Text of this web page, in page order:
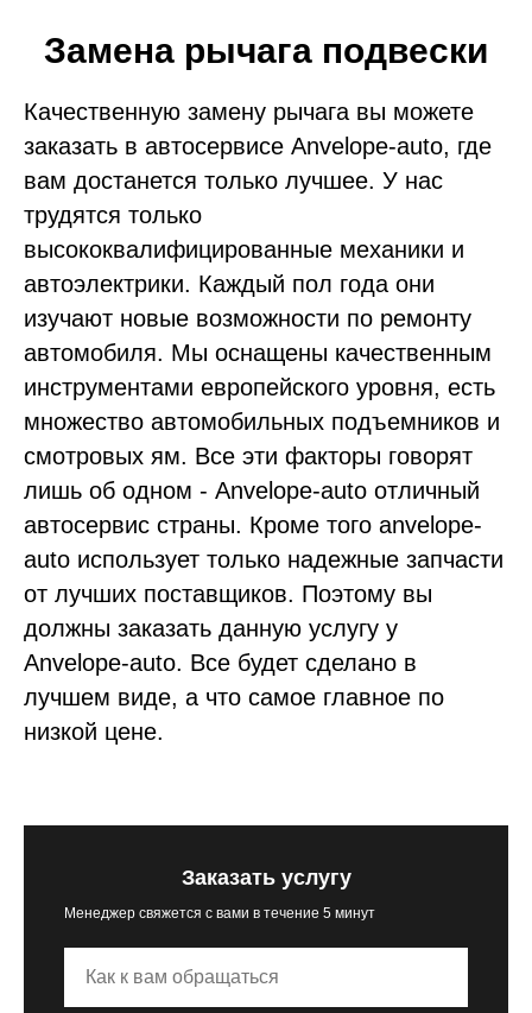
Замена рычага подвески
Качественную замену рычага вы можете
заказать в автосервисе Anvelope-auto, где
вам достанется только лучшее. У нас
трудятся только
высококвалифицированные механики и
автоэлектрики. Каждый пол года они
изучают новые возможности по ремонту
автомобиля. Мы оснащены качественным
инструментами европейского уровня, есть
множество автомобильных подъемников и
смотровых ям. Все эти факторы говорят
лишь об одном - Anvelope-auto отличный
автосервис страны. Кроме того anvelope-
auto использует только надежные запчасти
от лучших поставщиков. Поэтому вы
должны заказать данную услугу у
Anvelope-auto. Все будет сделано в
лучшем виде, а что самое главное по
низкой цене.
Заказать услугу
Менеджер свяжется с вами в течение 5 минут